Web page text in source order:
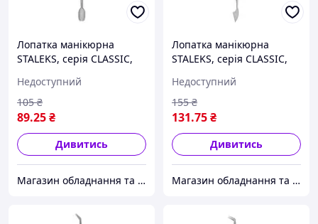
Лопатка манікюрна
STALEKS, серія CLASSIC,
1040") ( "№ 1040")
Недоступний
89.25₴
105 ₴
Дивитись
Магазин обладнання та одноразової продукції для салонів краси
Лопатка манікюрна
STALEKS, серія CLASSIC,
1040") ( "№ 1040")
Недоступний
131.75₴
155 ₴
Дивитись
Магазин обладнання та одноразової продукції для салонів краси